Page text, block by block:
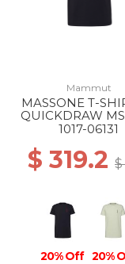
Mammut
MASSONE T-
QUICKDRAW
BLACK
1017-06131
$ 319.2 $
20% Off 20%